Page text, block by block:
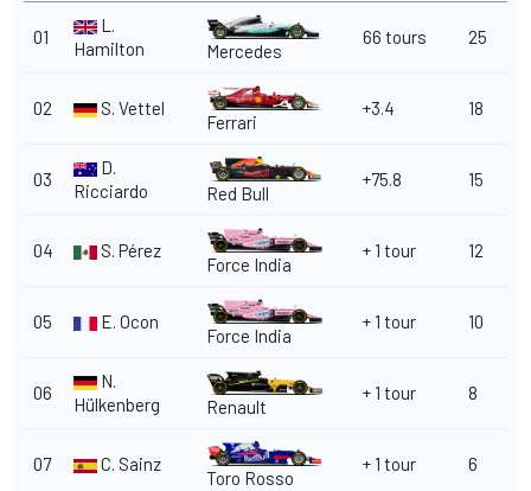
01
L.
Hamilton
Mercedes
66 tours 25
02 S. Vettel
Ferrari
+3.4 18
03
D.
Ricciardo
Red Bull
+75.8 15
04 S. Pérez
Force India
+ 1 tour 12
05 E. Ocon
Force India
+ 1 tour 10
06
N.
Hülkenberg
Renault
+ 1 tour 8
07 C. Sainz
Toro Rosso
+ 1 tour 6